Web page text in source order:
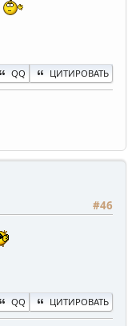
QQ ЦИТИРОВАТЬ
#46
QQ ЦИТИРОВАТЬ